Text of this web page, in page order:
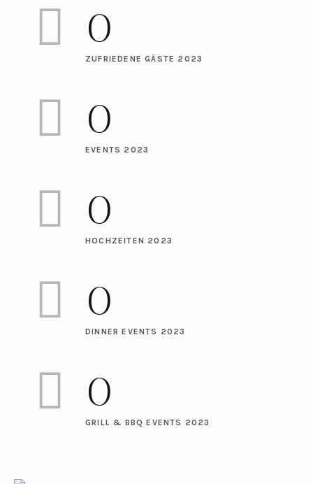
0
ZUFRIEDENE GÄSTE 2023
0
EVENTS 2023
0
HOCHZEITEN 2023
0
DINNER EVENTS 2023
0
GRILL & BBQ EVENTS 2023